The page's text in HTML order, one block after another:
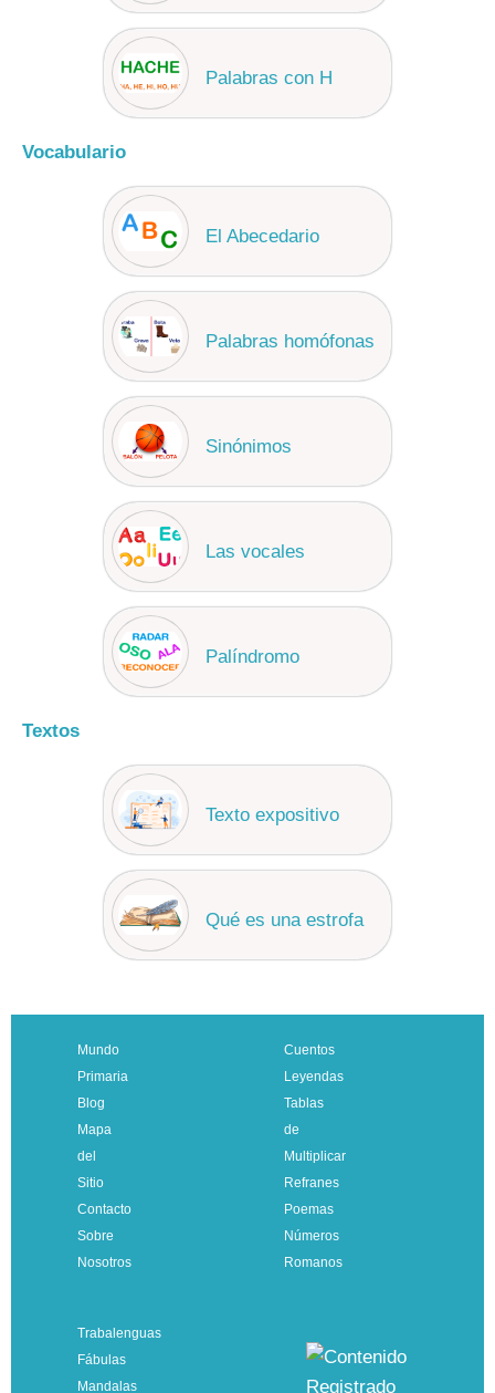
Palabras con H
Vocabulario
El Abecedario
Palabras homófonas
Sinónimos
Las vocales
Palíndromo
Textos
Texto expositivo
Qué es una estrofa
Mundo
Primaria
Blog
Mapa
del
Sitio
Contacto
Sobre
Nosotros
Cuentos
Leyendas
Tablas
de
Multiplicar
Refranes
Poemas
Números
Romanos
Trabalenguas
Fábulas
Mandalas